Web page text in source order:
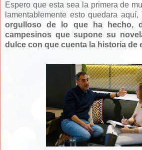
Espero que esta sea la primera de
lamentablemente esto quedara aquí,
orgulloso de lo que ha hecho,
campesinos que supone su
dulce con que cuenta la historia de